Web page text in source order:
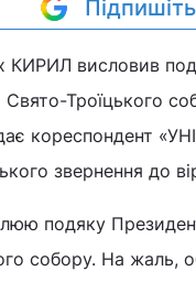
КИРИЛ висловив
Свято-Троїцького
кореспондент
звернення до
подяку
собору. На жаль,